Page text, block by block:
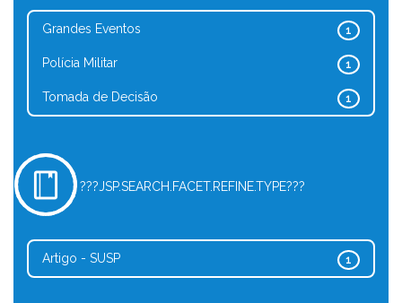
1
Grandes Eventos
1
Polícia Militar
1
Tomada de Decisão
???JSP.SEARCH.FACET.REFINE.TYPE???
1
Artigo - SUSP